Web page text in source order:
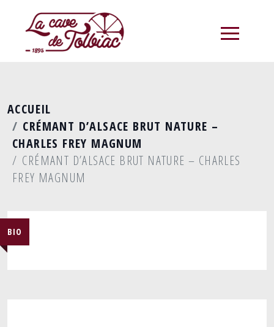
ACCUEIL
CRÉMANT D’ALSACE BRUT NATURE –
CHARLES FREY MAGNUM
CRÉMANT D’ALSACE BRUT NATURE – CHARLES
FREY MAGNUM
BIO